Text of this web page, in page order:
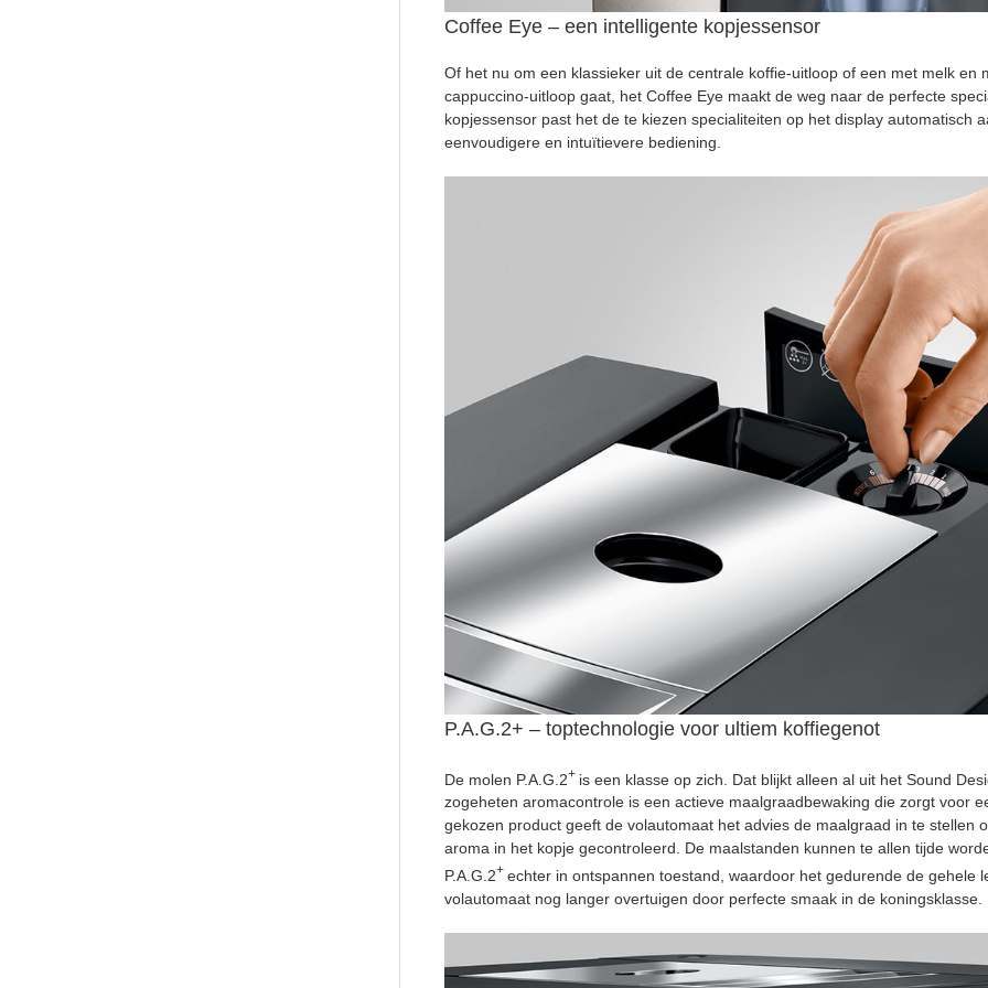
Coffee Eye – een intelligente kopjessensor
Of het nu om een klassieker uit de centrale koffie-uitloop of een met melk en
cappuccino-uitloop gaat, het Coffee Eye maakt de weg naar de perfecte
kopjessensor past het de te kiezen specialiteiten op het display automatisch
eenvoudigere en intuïtievere bediening.
P.A.G.2+ – toptechnologie voor ultiem koffiegenot
De molen P.A.G.2+ is een klasse op zich. Dat blijkt alleen al uit het Sound
zogeheten aromacontrole is een actieve maalgraadbewaking die zorgt voor
gekozen product geeft de volautomaat het advies de maalgraad in te stellen
aroma in het kopje gecontroleerd. De maalstanden kunnen te allen tijde
P.A.G.2+ echter in ontspannen toestand, waardoor het gedurende de gehele
volautomaat nog langer overtuigen door perfecte smaak in de koningsklasse.